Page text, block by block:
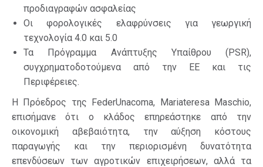
προδιαγραφών ασφαλείας
Οι φορολογικές ελαφρύνσεις για γεωργική
τεχνολογία 4.0 και 5.0
Τα Πρόγραμμα Ανάπτυξης Υπαίθρου (PSR),
συγχρηματοδοτούμενα από την ΕΕ και τις
Περιφέρειες.
Η Πρόεδρος της FederUnacoma, Mariateresa Maschio,
επισήμανε ότι ο κλάδος επηρεάστηκε από την
οικονομική αβεβαιότητα, την αύξηση κόστους
παραγωγής και την περιορισμένη δυνατότητα
επενδύσεων των αγροτικών επιχειρήσεων, αλλά τα